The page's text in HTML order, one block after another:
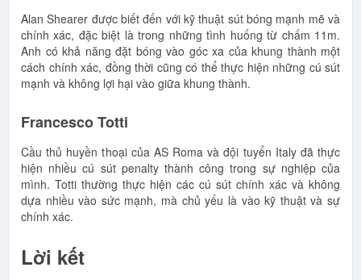
Alan Shearer được biết đến với kỹ thuật sút bóng mạnh mẽ và
chính xác, đặc biệt là trong những tình huống từ chấm 11m.
Anh có khả năng đặt bóng vào góc xa của khung thành một
cách chính xác, đồng thời cũng có thể thực hiện những cú sút
mạnh và không lợi hại vào giữa khung thành.
Francesco Totti
Cầu thủ huyền thoại của AS Roma và đội tuyển Italy đã thực
hiện nhiều cú sút penalty thành công trong sự nghiệp của
mình. Totti thường thực hiện các cú sút chính xác và không
dựa nhiều vào sức mạnh, mà chủ yếu là vào kỹ thuật và sự
chính xác.
Lời kết